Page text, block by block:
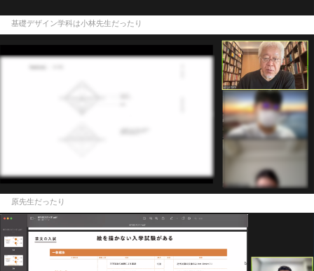
基礎デザイン学科は小林先生だったり
原先生だったり